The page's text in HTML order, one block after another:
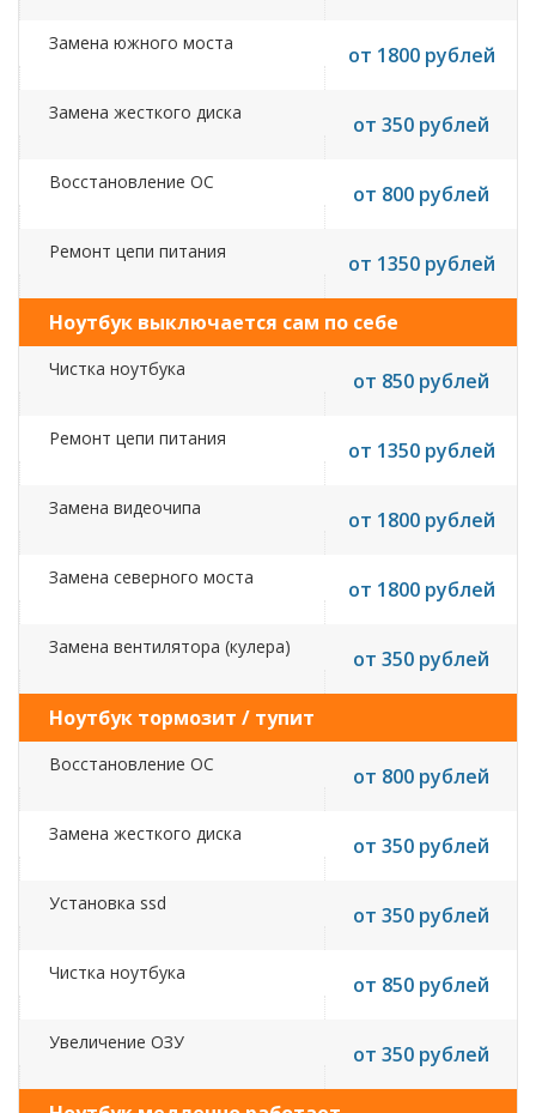
Замена южного моста от 1800 рублей
Замена жесткого диска от 350 рублей
Восстановление ОС от 800 рублей
Ремонт цепи питания от 1350 рублей
Ноутбук выключается сам по себе
Чистка ноутбука от 850 рублей
Ремонт цепи питания от 1350 рублей
Замена видеочипа от 1800 рублей
Замена северного моста от 1800 рублей
Замена вентилятора (кулера) от 350 рублей
Ноутбук тормозит / тупит
Восстановление ОС от 800 рублей
Замена жесткого диска от 350 рублей
Установка ssd от 350 рублей
Чистка ноутбука от 850 рублей
Увеличение ОЗУ от 350 рублей